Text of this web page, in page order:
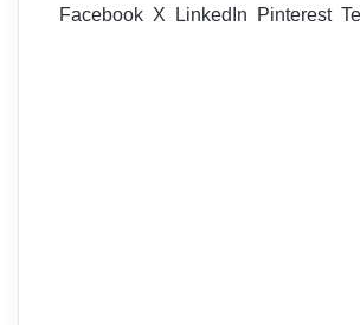
Facebook X LinkedIn Pinterest